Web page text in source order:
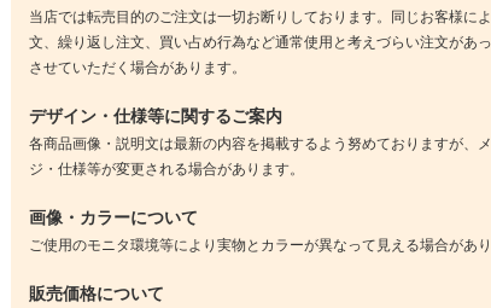
当店では転売目的のご注文は一切お断りしております。同じお客様に
文、繰り返し注文、買い占め行為など通常使用と考えづらい注文があ
させていただく場合があります。
デザイン・仕様等に関するご案内
各商品画像・説明文は最新の内容を掲載するよう努めておりますが、
ジ・仕様等が変更される場合があります。
画像・カラーについて
ご使用のモニタ環境等により実物とカラーが異なって見える場合があ
販売価格について